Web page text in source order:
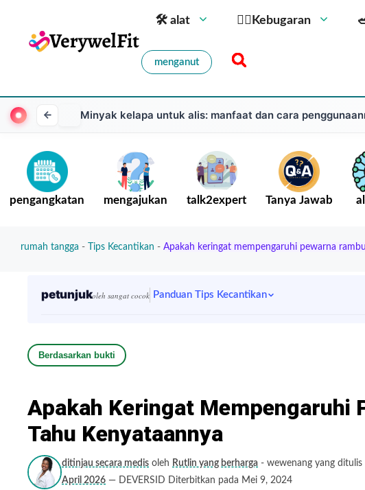
🛠 alat 🏋️‍♀️Kebugaran
menganut
Minyak kelapa untuk alis: manfaat dan cara
pengangkatan mengajukan talk2expert Tanya Jawab
rumah tangga - Tips Kecantikan - Apakah keringat mempengaruhi pewarna
petunjukoleh sangat cocok Panduan Tips Kecantikan
Berdasarkan bukti
Apakah Keringat Mempengaruhi
Tahu Kenyataannya
ditinjau secara medis oleh Rutlin yang berharga - wewenang yang ditulis
April 2026 — DEVERSID Diterbitkan pada Mei 9, 2024